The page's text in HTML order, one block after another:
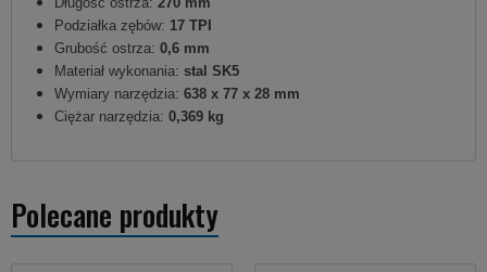
Podziałka zębów: 17 TPI
Grubość ostrza: 0,6 mm
Materiał wykonania: stal SK5
Wymiary narzędzia: 638 x 77 x 28 mm
Ciężar narzędzia: 0,369 kg
Polecane produkty